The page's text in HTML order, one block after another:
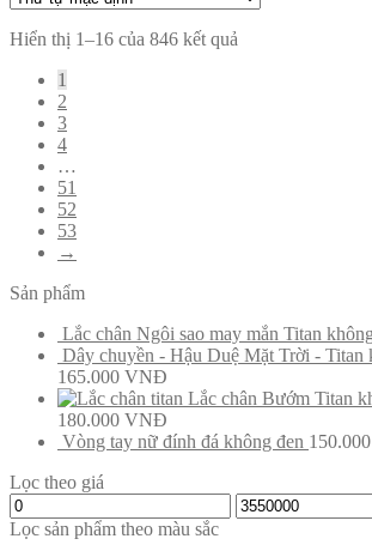
Hiển thị 1–16 của 846 kết quả
1
2
3
4
…
51
52
53
→
Sản phẩm
Lắc chân Ngôi sao may mắn Titan
Dây chuyền - Hậu Duệ Mặt Trời - Titan
165.000 VNĐ
Lắc chân Bướm Titan
180.000 VNĐ
Vòng tay nữ đính đá không đen 150.000
Lọc theo giá
Lọc sản phẩm theo màu sắc